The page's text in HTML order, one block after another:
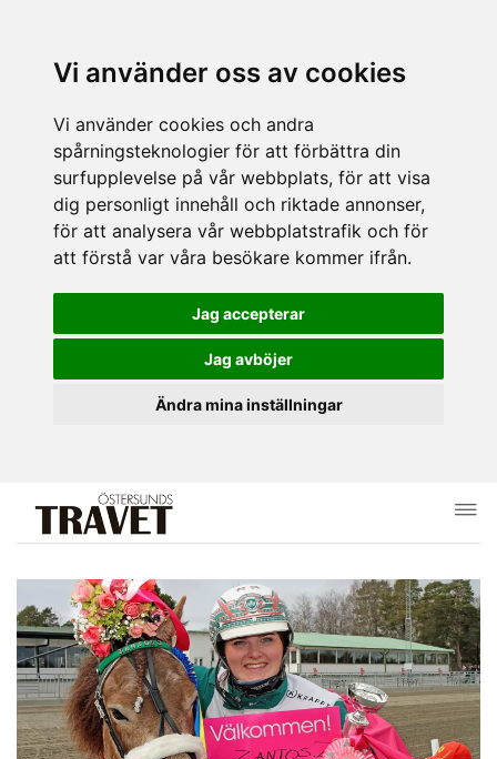
Vi använder oss av cookies
Vi använder cookies och andra
spårningsteknologier för att förbättra din
surfupplevelse på vår webbplats, för att visa
dig personligt innehåll och riktade annonser,
för att analysera vår webbplatstrafik och för
att förstå var våra besökare kommer ifrån.
Jag accepterar
Jag avböjer
Ändra mina inställningar